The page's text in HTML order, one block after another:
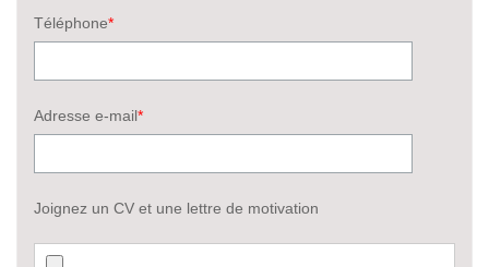
Téléphone*
Adresse e-mail*
Joignez un CV et une lettre de motivation